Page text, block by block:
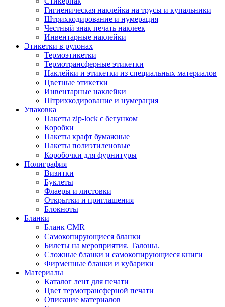
Гигиеническая наклейка на трусы и купальники
Штрихкодирование и нумерация
Честный знак печать наклеек
Инвентарные наклейки
Этикетки в рулонах
Термоэтикетки
Термотрансферные этикетки
Наклейки и этикетки из специальных материалов
Цветные этикетки
Инвентарные наклейки
Штрихкодирование и нумерация
Упаковка
Пакеты zip-lock с бегунком
Коробки
Пакеты крафт бумажные
Пакеты полиэтиленовые
Коробочки для фурнитуры
Полиграфия
Визитки
Буклеты
Флаеры и листовки
Открытки и приглашения
Блокноты
Бланки
Бланк CMR
Самокопирующиеся бланки
Билеты на мероприятия. Талоны.
Сложные бланки и самокопирующиеся книги
Фирменные бланки и кубарики
Материалы
Каталог лент для печати
Цвет термотрансферной печати
Описание материалов